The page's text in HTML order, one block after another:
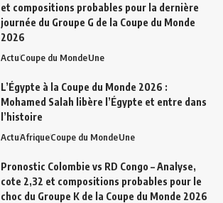
et compositions probables pour la dernière
journée du Groupe G de la Coupe du Monde
2026
ActuCoupe du MondeUne
L’Égypte à la Coupe du Monde 2026 :
Mohamed Salah libère l’Égypte et entre dans
l’histoire
ActuAfriqueCoupe du MondeUne
Pronostic Colombie vs RD Congo – Analyse,
cote 2,32 et compositions probables pour le
choc du Groupe K de la Coupe du Monde 2026